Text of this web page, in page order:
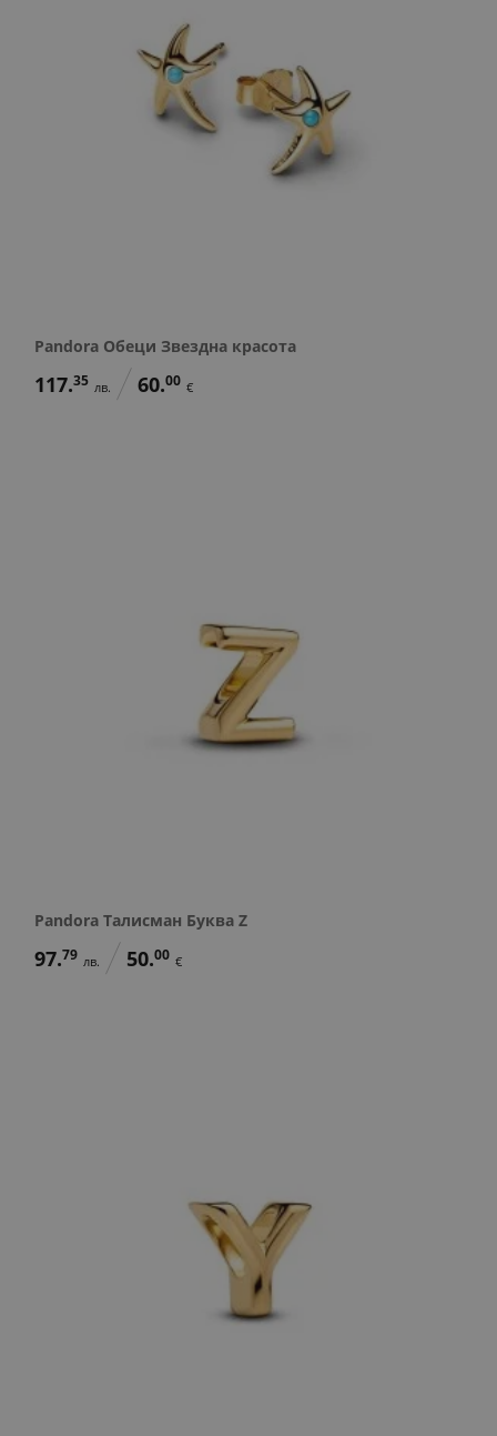
Pandora Обеци Звездна красота
117.35 лв. 60.00 €
Pandora Талисман Буква Z
97.79 лв. 50.00 €